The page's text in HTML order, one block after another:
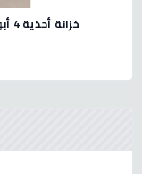
خزانة أحذية 4 أبواب خشب ماليزي 160 سم - لون رمادي